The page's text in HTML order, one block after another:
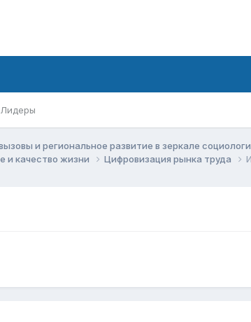
Лидеры
и региональное развитие в зеркале
и качество жизни
Цифровизация рынка труда